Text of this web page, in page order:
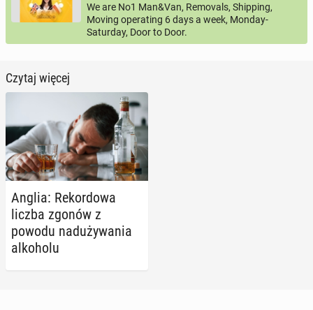
We are No1 Man&Van, Removals, Shipping,
Moving operating 6 days a week, Monday-
Saturday, Door to Door.
Czytaj więcej
Anglia: Re­kor­do­wa
liczba zgonów z
powodu nad­uży­wa­nia
al­ko­ho­lu